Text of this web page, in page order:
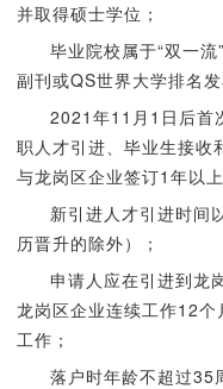
并取得硕士学位；
毕业院校属于“双一
副刊或QS世界大学排名
2021年11月1日后首
职人才引进、毕业生接收
与龙岗区企业签订1年以
新引进人才引进时间
历晋升的除外）；
申请人应在引进到龙
龙岗区企业连续工作12
工作；
落户时年龄不超过35